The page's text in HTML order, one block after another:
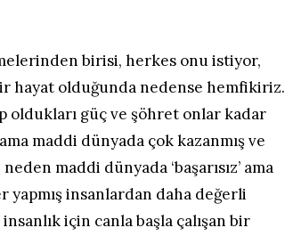
birisi, herkes onu istiyor,
hayat olduğunda nedense hemfikiriz.
oldukları güç ve şöhret onlar kadar
maddi dünyada çok kazanmış ve
maddi dünyada ‘başarısız’ ama
insanlardan daha değerli
için canla başla çalışan bir